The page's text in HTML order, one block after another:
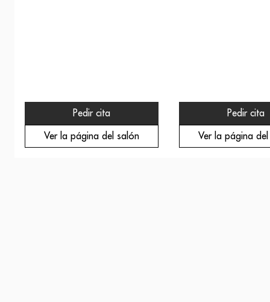
Pedir cita
Ver la página del salón
Pedir cita
Ver la página